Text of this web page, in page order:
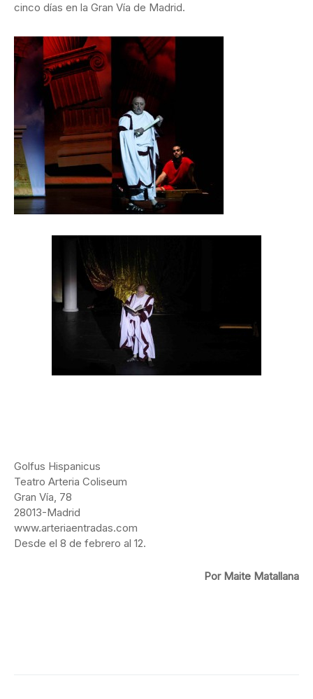
cinco días en la Gran Vía de Madrid.
Golfus Hispanicus
Teatro Arteria Coliseum
Gran Vía, 78
28013-Madrid
www.arteriaentradas.com
Desde el 8 de febrero al 12.
Por Maite Matallana